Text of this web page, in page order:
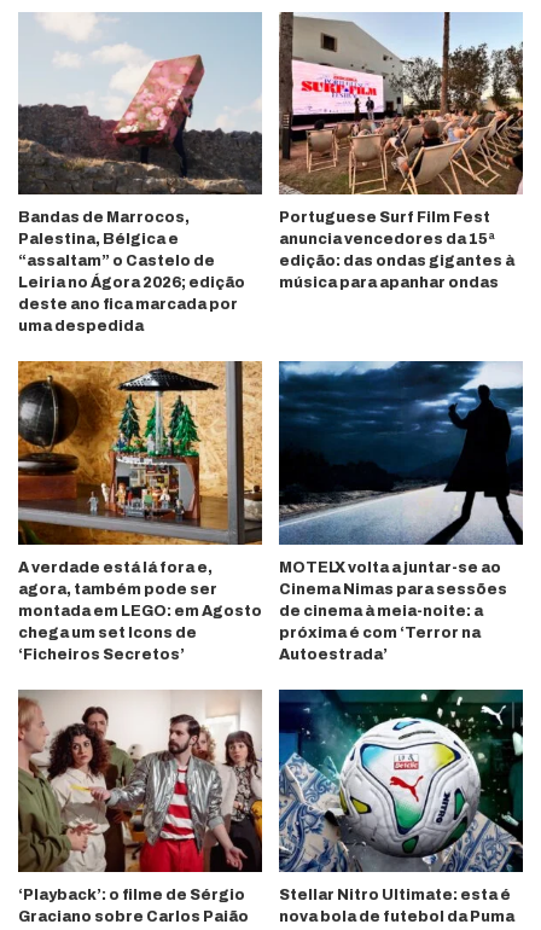
Bandas de Marrocos,
Palestina, Bélgica e
“assaltam” o Castelo de
Leiria no Ágora 2026; edição
deste ano fica marcada por
uma despedida
Portuguese Surf Film Fest
anuncia vencedores da 15ª
edição: das ondas gigantes à
música para apanhar ondas
A verdade está lá fora e,
agora, também pode ser
montada em LEGO: em Agosto
chega um set Icons de
‘Ficheiros Secretos’
MOTELX volta a juntar-se ao
Cinema Nimas para sessões
de cinema à meia-noite: a
próxima é com ‘Terror na
Autoestrada’
‘Playback’: o filme de Sérgio
Graciano sobre Carlos Paião
Stellar Nitro Ultimate: esta é
nova bola de futebol da Puma